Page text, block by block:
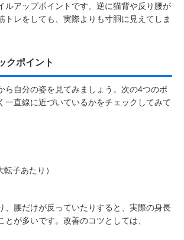
ルアップポイントです。逆に猫背や反り腰が
トレをしても、実際よりも寸胴に見えてしま
クポイント
ら自分の姿を見てみましょう。次の4つのポ
一直線に近づいているかをチェックしてみて
子あたり）
、腰だけが反っていたりすると、実際の身長
とが多いです。改善のコツとしては、